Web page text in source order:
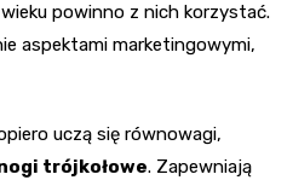
powinno z nich korzystać.
aspektami marketingowymi,
uczą się równowagi,
trójkołowe. Zapewniają